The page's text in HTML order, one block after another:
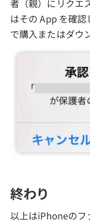
者（親）にリクエ
はその App を確
で購入またはダウ
終わり
以上はiPhoneのフ